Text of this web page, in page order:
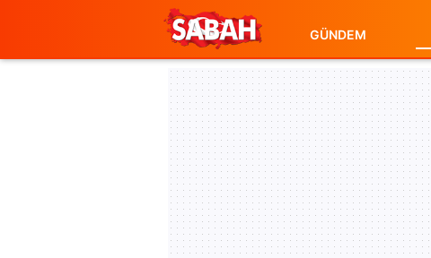
GÜNDEM